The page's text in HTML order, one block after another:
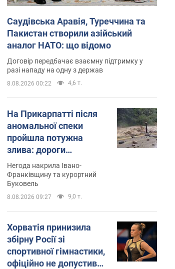
Саудівська Аравія, Туреччина та
Пакистан створили азійський
аналог НАТО: що відомо
Договір передбачає взаємну підтримку у
разі нападу на одну з держав
8.08.2026 00:22 4,6 т.
На Прикарпатті після
аномальної спеки
пройшла потужна
злива: дороги
перетворились на
річки. Відео
Негода накрила Івано-
Франківщину та курортний
Буковель
8.08.2026 09:27 9,0 т.
Хорватія принизила
збірну Росії зі
спортивної гімнастики,
офіційно не допустивши